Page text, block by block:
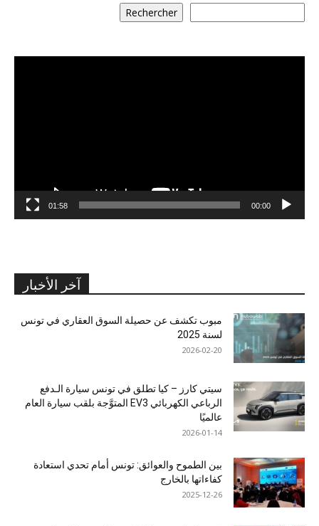
Rechercher
00:00
01:58
آخر الأخبار
مبوب تكشف عن حصيلة السوق العقاري في تونس
لسنة 2025
2026-02-20
سيتي كارز – كيا تطلق في تونس سيارة الـدفع
الرباعي الكهربائي EV3 المتوَّجة بلقب سيارة العام
عالميًا
2026-01-14
بين الطموح والعوائق: تونس أمام تحدي استعادة
كفاءاتها بالخارج
2025-12-26